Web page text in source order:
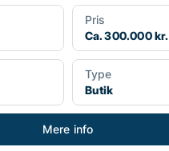
Pris
Ca. 300.000 kr.
Type
Butik
Mere info